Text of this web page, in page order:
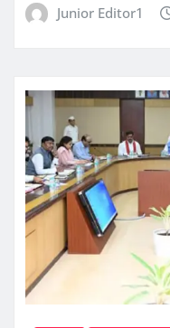
Junior Editor1